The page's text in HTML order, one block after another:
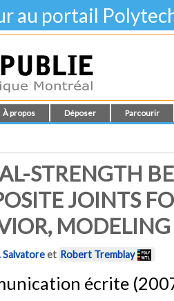
au portail
À propos Déposer Parcourir
STRENGTH
JOINTS
Salvatoreet Robert Tremblay
écrite